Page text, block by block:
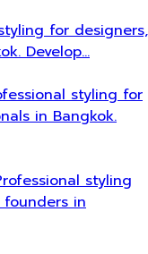
for designers,
Develop…
styling for
in Bangkok.
styling
in